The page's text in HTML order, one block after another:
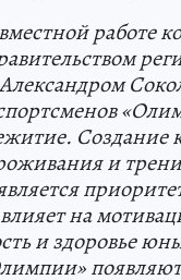
работе
Создание
и
на
и здоровье